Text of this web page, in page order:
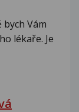
Vám
lékaře. Je